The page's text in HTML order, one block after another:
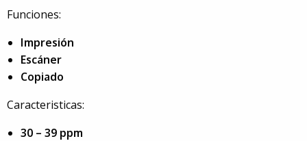
Funciones:
Impresión
Escáner
Copiado
Caracteristicas:
30 – 39 ppm